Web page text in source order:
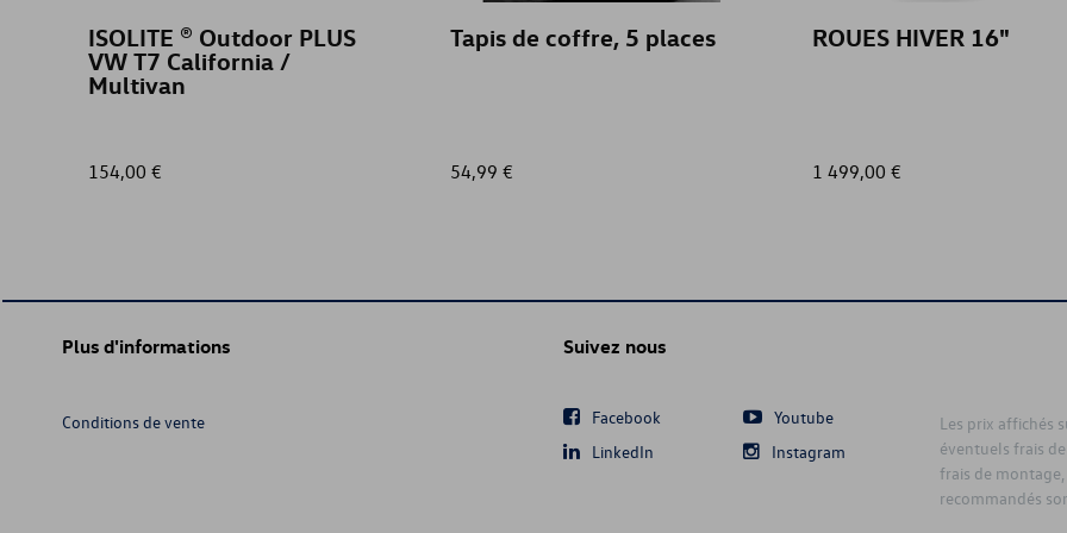
ISOLITE ® Outdoor PLUS
VW T7 California /
Multivan
154,00 €
Tapis de coffre, 5 places
54,99 €
ROUES HIVER 16"
1 499,00 €
Plus d'informations
Conditions de vente
Suivez nous
Facebook
Youtube
LinkedIn
Instagram
Les prix affichés
éventuels frais
frais de
recommandés